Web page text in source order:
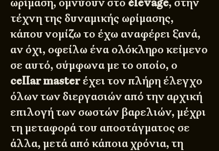
ωρίμαση, ομνύουν στο élevage, στην
τέχνη της δυναμικής ωρίμασης,
κάπου νομίζω το έχω αναφέρει ξανά,
αν όχι, οφείλω ένα ολόκληρο κείμενο
σε αυτό, σύμφωνα με το οποίο, ο
cellar masterέχει τον πλήρη έλεγχο
όλων των διεργασιών από την αρχική
επιλογή των σωστών βαρελιών, μέχρι
τη μεταφορά του αποστάγματος σε
άλλα, μετά από κάποια χρόνια, τη